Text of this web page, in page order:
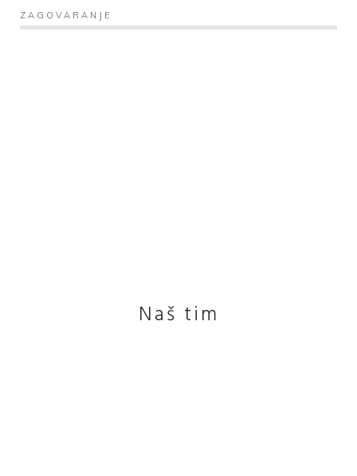
ZAGOVARANJE
Naš tim